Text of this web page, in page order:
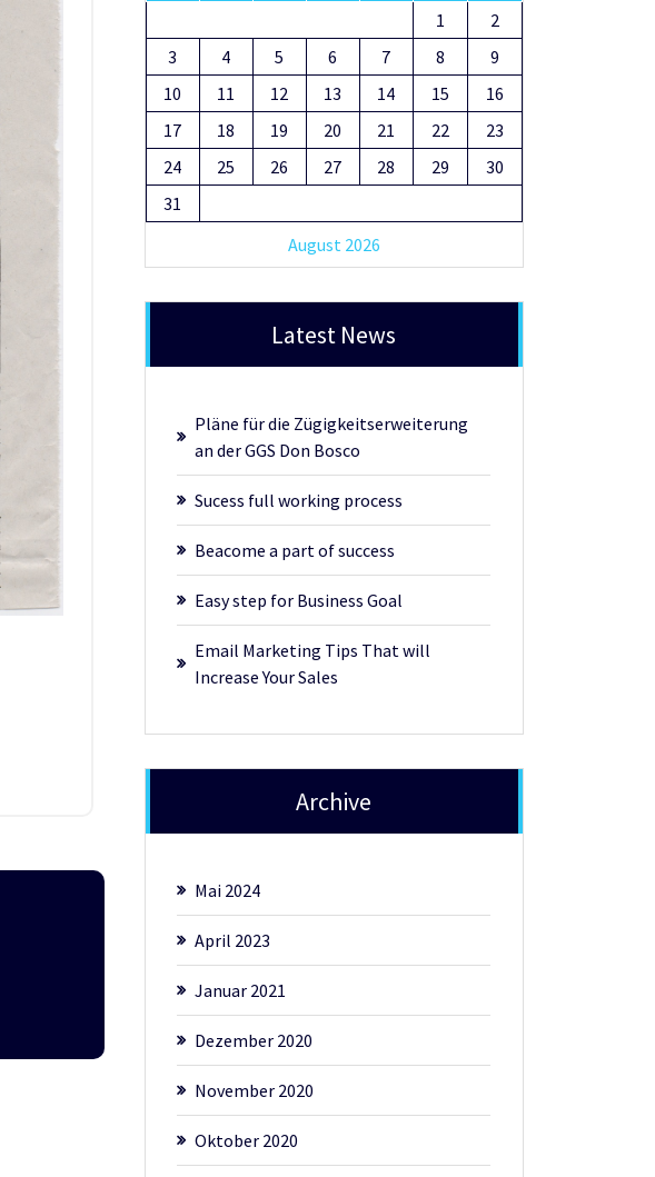
August 2026
1
2
3
4 5 6 7 8
9
10
11 12 13 14 15
16
17
18 19 20 21 22
23
24
25 26 27 28 29
30
31
Latest News
Pläne für die Zügigkeitserweiterung
an der GGS Don Bosco
Sucess full working process
Beacome a part of success
Easy step for Business Goal
Email Marketing Tips That will
Increase Your Sales
Archive
Mai 2024
April 2023
Januar 2021
Dezember 2020
November 2020
Oktober 2020